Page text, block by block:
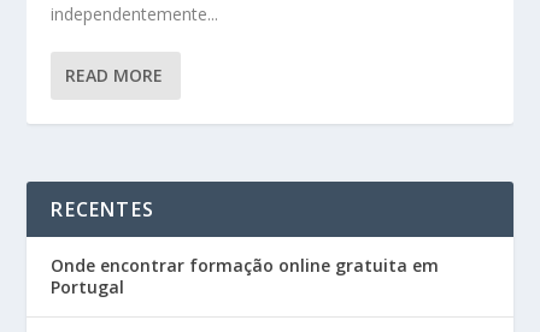
independentemente...
READ MORE
RECENTES
Onde encontrar formação online gratuita em
Portugal